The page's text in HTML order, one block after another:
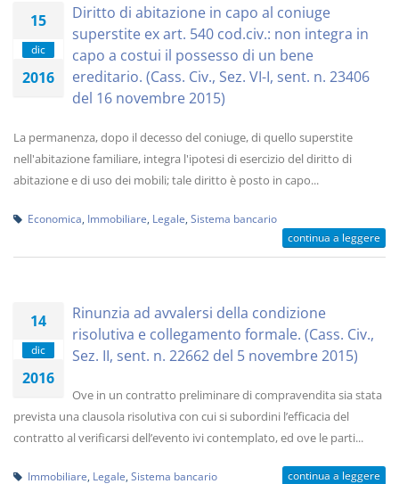
15
dic
2016
Diritto di abitazione in capo al coniuge
superstite ex art. 540 cod.civ.: non integra in
capo a costui il possesso di un bene
ereditario. (Cass. Civ., Sez. VI-I, sent. n. 23406
del 16 novembre 2015)
La permanenza, dopo il decesso del coniuge, di quello superstite
nell'abitazione familiare, integra l'ipotesi di esercizio del diritto di
abitazione e di uso dei mobili; tale diritto è posto in capo...
Economica Immobiliare Legale Sistema bancario
continua a leggere
14
dic
2016
Rinunzia ad avvalersi della condizione
risolutiva e collegamento formale. (Cass. Civ.,
Sez. II, sent. n. 22662 del 5 novembre 2015)
Ove in un contratto preliminare di compravendita sia stata
prevista una clausola risolutiva con cui si subordini l’efficacia del
contratto al verificarsi dell’evento ivi contemplato, ed ove le parti...
Immobiliare Legale Sistema bancario continua a leggere